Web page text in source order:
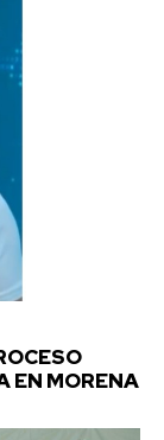
EN MORENA